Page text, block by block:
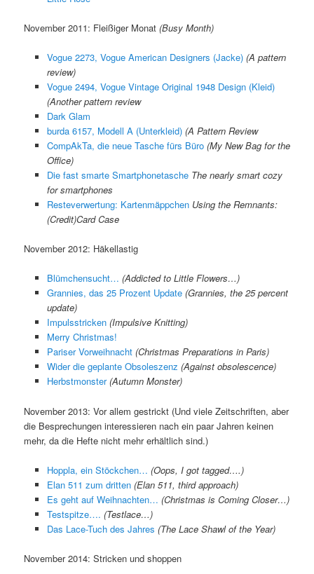
November 2011: Fleißiger Monat(Busy Month)
Vogue 2273, Vogue American Designers (Jacke) (A pattern
review)
Vogue 2494, Vogue Vintage Original 1948 Design (Kleid)
(Another pattern review
Dark Glam
burda 6157, Modell A (Unterkleid) (A Pattern Review
CompAkTa, die neue Tasche fürs Büro (My New Bag for the
Office)
Die fast smarte Smartphonetasche The nearly smart cozy
for smartphones
Resteverwertung: Kartenmäppchen Using the Remnants:
(Credit)Card Case
November 2012: Häkellastig
Blümchensucht… (Addicted to Little Flowers…)
Grannies, das 25 Prozent Update (Grannies, the 25 percent
update)
Impulsstricken (Impulsive Knitting)
Merry Christmas!
Pariser Vorweihnacht (Christmas Preparations in Paris)
Wider die geplante Obsoleszenz (Against obsolescence)
Herbstmonster (Autumn Monster)
November 2013: Vor allem gestrickt (Und viele Zeitschriften, aber
die Besprechungen interessieren nach ein paar Jahren keinen
mehr, da die Hefte nicht mehr erhältlich sind.)
Hoppla, ein Stöckchen… (Oops, I got tagged….)
Elan 511 zum dritten (Elan 511, third approach)
Es geht auf Weihnachten… (Christmas is Coming Closer…)
Testspitze…. (Testlace…)
Das Lace-Tuch des Jahres (The Lace Shawl of the Year)
November 2014: Stricken und shoppen